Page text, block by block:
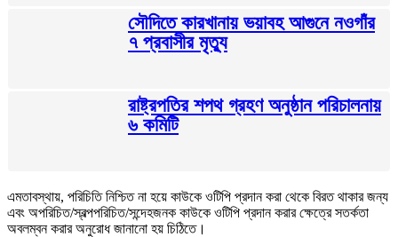
সৌদিতে কারখানায় ভয়াবহ আগুনে নওগাঁর
৭ প্রবাসীর মৃত্যু
রাষ্ট্রপতির শপথ গ্রহণ অনুষ্ঠান পরিচালনায়
৬ কমিটি
এমতাবস্থায়, পরিচিতি নিশ্চিত না হয়ে কাউকে ওটিপি প্রদান করা থেকে বিরত থাকার জন্য
এবং অপরিচিত/স্বল্পপরিচিত/সন্দেহজনক কাউকে ওটিপি প্রদান করার ক্ষেত্রে সতর্কতা
অবলম্বন করার অনুরোধ জানানো হয় চিঠিতে।